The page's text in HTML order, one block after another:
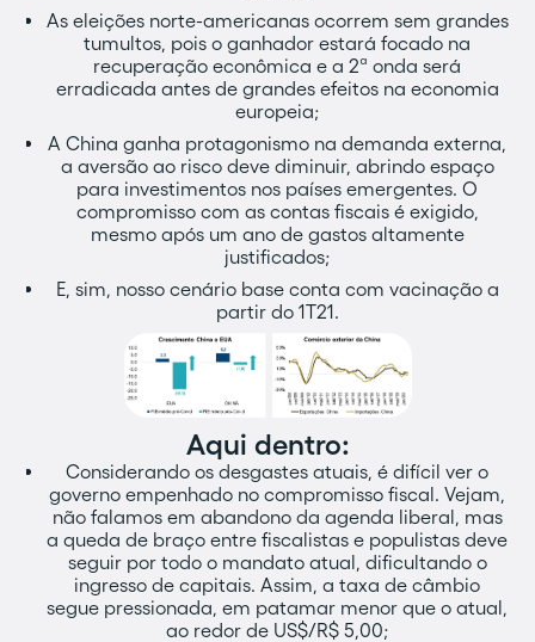
As eleições norte-americanas ocorrem sem grandes
tumultos, pois o ganhador estará focado na
recuperação econômica e a 2ª onda será
erradicada antes de grandes efeitos na economia
europeia;
A China ganha protagonismo na demanda externa,
a aversão ao risco deve diminuir, abrindo espaço
para investimentos nos países emergentes. O
compromisso com as contas fiscais é exigido,
mesmo após um ano de gastos altamente
justificados;
E, sim, nosso cenário base conta com vacinação a
partir do 1T21.
Aqui dentro:
Considerando os desgastes atuais, é difícil ver o
governo empenhado no compromisso fiscal. Vejam,
não falamos em abandono da agenda liberal, mas
a queda de braço entre fiscalistas e populistas deve
seguir por todo o mandato atual, dificultando o
ingresso de capitais. Assim, a taxa de câmbio
segue pressionada, em patamar menor que o atual,
ao redor de US$/R$ 5,00;